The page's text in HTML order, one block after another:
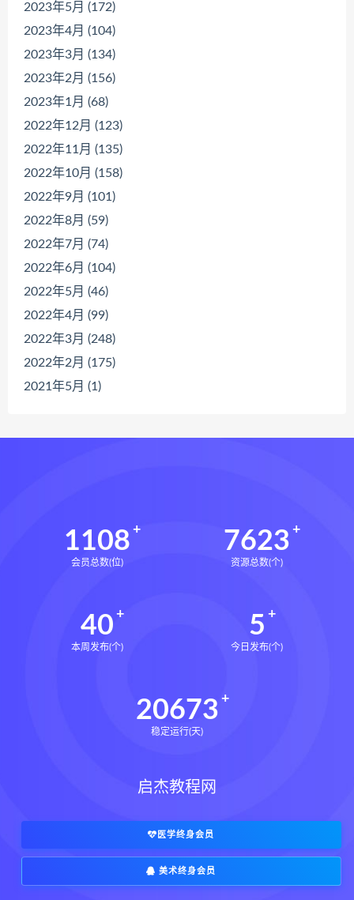
2023年5月 (172)
2023年4月 (104)
2023年3月 (134)
2023年2月 (156)
2023年1月 (68)
2022年12月 (123)
2022年11月 (135)
2022年10月 (158)
2022年9月 (101)
2022年8月 (59)
2022年7月 (74)
2022年6月 (104)
2022年5月 (46)
2022年4月 (99)
2022年3月 (248)
2022年2月 (175)
2021年5月 (1)
1108
会员总数(位)
7623
资源总数(个)
40
本周发布(个)
5
今日发布(个)
20673
稳定运行(天)
启杰教程网
医学终身会员
美术终身会员